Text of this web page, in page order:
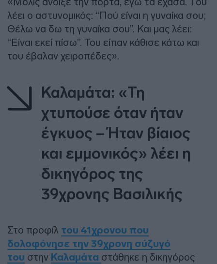
λέει ο αστυνομικός: “Πού είναι η γυναίκα σου;
Θέλω να δω τη γυναίκα σου”. Και μας λέει:
“Είναι εκεί πίσω”. Του είπαν κάθισε κάτω και
του έβαλαν χειροπέδες».
Καλαμάτα: «Τη
χτυπούσε όταν ήταν
έγκυος – Ήταν βίαιος
και εμμονικός» λέει η
δικηγόρος της
39χρονης Βασιλικής
Στο προφίλ του 41χρονου που
δολοφόνησε την 39χρονη σύζυγό
του στην Καλαμάτα στάθηκε η δικηγόρος